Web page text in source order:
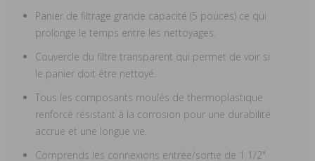
Panier de filtrage grande capacité (5 pouces) ce qui
prolonge le temps entre les nettoyages.
Couvercle du filtre transparent qui permet de voir si
le panier doit être nettoyé.
Tous les composants moulés de thermoplastique
renforcé résistant à la corrosion pour une durabilité
accrue et une longue vie.
Comprends les connexions entrée/sortie de 1 1/2"